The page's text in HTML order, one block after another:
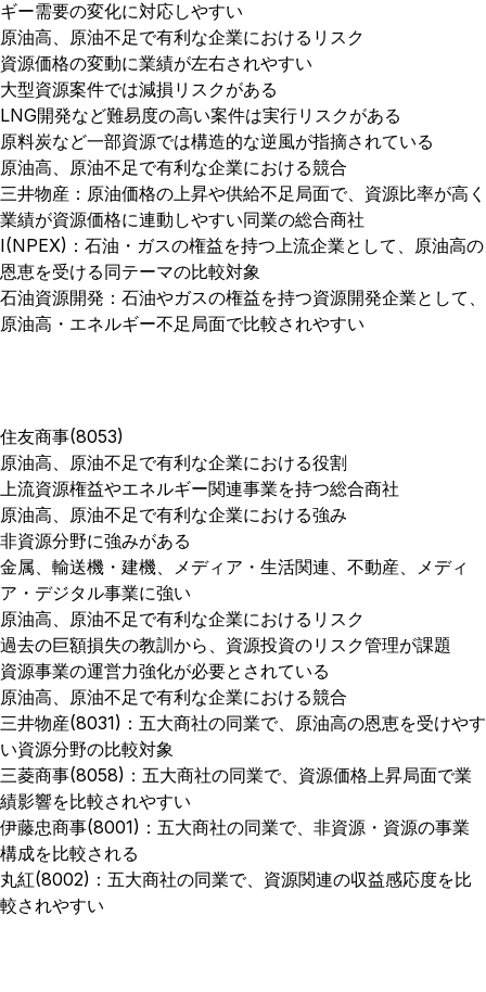
ギー需要の変化に対応しやすい
原油高、原油不足で有利な企業におけるリスク
資源価格の変動に業績が左右されやすい
大型資源案件では減損リスクがある
LNG開発など難易度の高い案件は実行リスクがある
原料炭など一部資源では構造的な逆風が指摘されている
原油高、原油不足で有利な企業における競合
三井物産：原油価格の上昇や供給不足局面で、資源比率が高く
業績が資源価格に連動しやすい同業の総合商社
I(NPEX)：石油・ガスの権益を持つ上流企業として、原油高の
恩恵を受ける同テーマの比較対象
石油資源開発：石油やガスの権益を持つ資源開発企業として、
原油高・エネルギー不足局面で比較されやすい
住友商事(8053)
原油高、原油不足で有利な企業における役割
上流資源権益やエネルギー関連事業を持つ総合商社
原油高、原油不足で有利な企業における強み
非資源分野に強みがある
金属、輸送機・建機、メディア・生活関連、不動産、メディ
ア・デジタル事業に強い
原油高、原油不足で有利な企業におけるリスク
過去の巨額損失の教訓から、資源投資のリスク管理が課題
資源事業の運営力強化が必要とされている
原油高、原油不足で有利な企業における競合
三井物産(8031)：五大商社の同業で、原油高の恩恵を受けやす
い資源分野の比較対象
三菱商事(8058)：五大商社の同業で、資源価格上昇局面で業
績影響を比較されやすい
伊藤忠商事(8001)：五大商社の同業で、非資源・資源の事業
構成を比較される
丸紅(8002)：五大商社の同業で、資源関連の収益感応度を比
較されやすい